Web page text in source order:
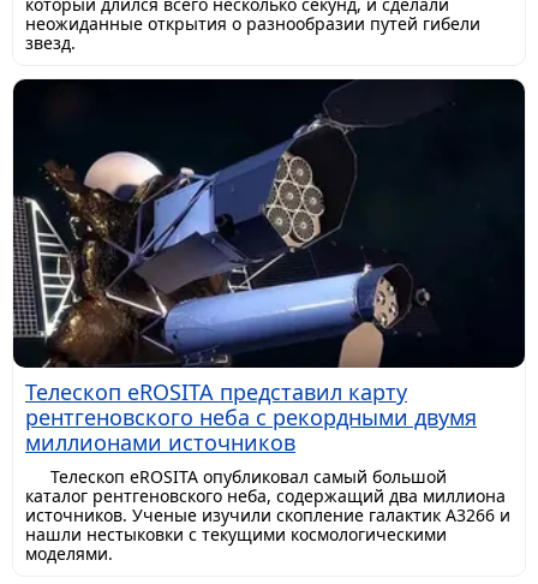
неожиданные открытия о разнообразии путей гибели
звезд.
Телескоп eROSITA представил карту
рентгеновского неба с рекордными двумя
миллионами источников
Телескоп eROSITA опубликовал самый большой
каталог рентгеновского неба, содержащий два миллиона
источников. Ученые изучили скопление галактик A3266 и
нашли нестыковки с текущими космологическими
моделями.